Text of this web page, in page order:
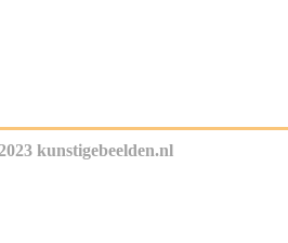
kunstigebeelden.nl